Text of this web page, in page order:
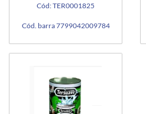
Cód: TER0001825
Cód. barra 7799042009784